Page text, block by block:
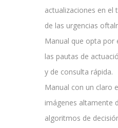
actualizaciones en
de las urgencias
Manual que opta por
las pautas de
y de consulta rápida.
Manual con un claro
imágenes altamente
algoritmos de